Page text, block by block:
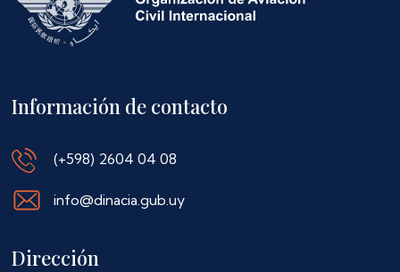
Información de contacto
(+598) 2604 04 08
info@dinacia.gub.uy
Dirección